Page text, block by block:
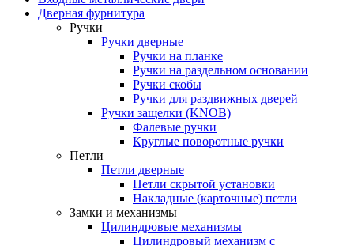
Дверная фурнитура
Ручки
Ручки дверные
Ручки на планке
Ручки на раздельном основании
Ручки скобы
Ручки для раздвижных дверей
Ручки защелки (KNOB)
Фалевые ручки
Круглые поворотные ручки
Петли
Петли дверные
Петли скрытой установки
Накладные (карточные) петли
Замки и механизмы
Цилиндровые механизмы
Цилиндровый механизм с